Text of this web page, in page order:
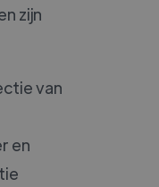
zijn
van
en